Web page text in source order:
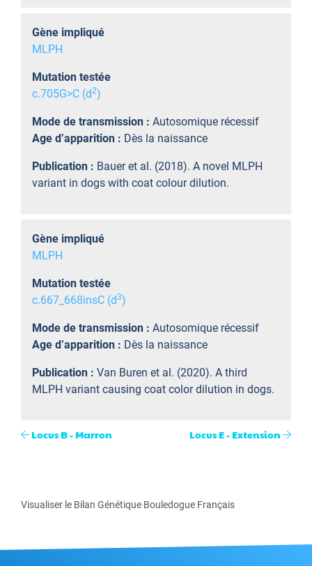
Gène impliqué
MLPH
Mutation testée
c.705G>C (d2)
Mode de transmission : Autosomique récessif
Age d’apparition : Dès la naissance
Publication : Bauer et al. (2018). A novel MLPH
variant in dogs with coat colour dilution.
Gène impliqué
MLPH
Mutation testée
c.667_668insC (d3)
Mode de transmission : Autosomique récessif
Age d’apparition : Dès la naissance
Publication : Van Buren et al. (2020). A third
MLPH variant causing coat color dilution in dogs.
Locus B - Marron Locus E - Extension
Visualiser le Bilan Génétique Bouledogue Français